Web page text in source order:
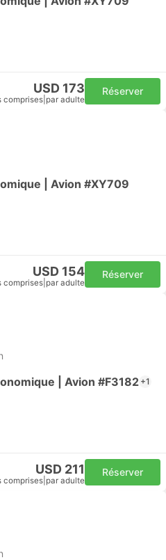
USD 173
comprises par adulte
Réserver
| Avion #XY709
USD 154
comprises par adulte
Réserver
| Avion #F3182 +1
USD 211
comprises par adulte
Réserver